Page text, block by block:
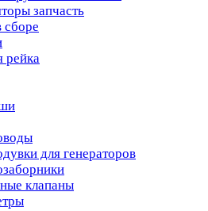
запчасть
рейка
для генераторов
клапаны